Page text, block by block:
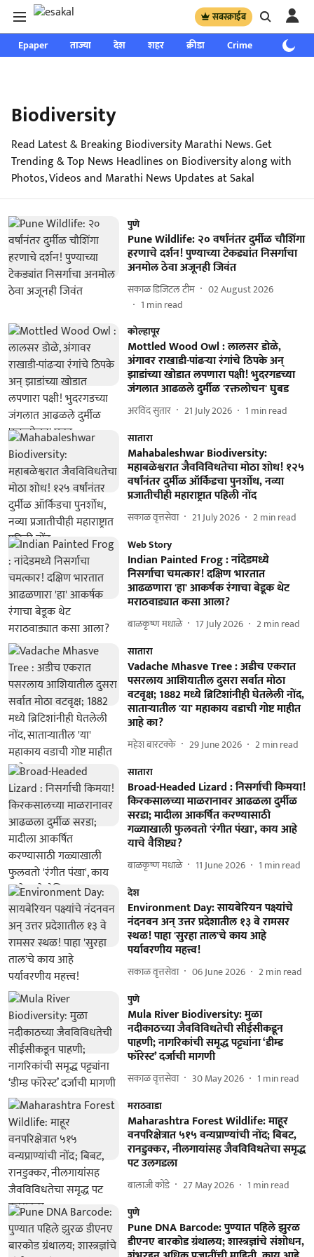
सबस्क्राईब
Epaper ताज्या देश शहर क्रीडा Crime साप्ताहिक
Biodiversity
Read Latest & Breaking Biodiversity Marathi News. Get
Trending & Top News Headlines on Biodiversity along with
Photos, Videos and Marathi News Updates at Sakal
पुणे
Pune Wildlife: २० वर्षांनंतर दुर्मीळ चौशिंगा
हरणाचे दर्शन! पुण्याच्या टेकड्यांत निसर्गाचा
अनमोल ठेवा अजूनही जिवंत
सकाळ डिजिटल टीम
02 August 2026
1 min read
कोल्हापूर
Mottled Wood Owl : लालसर डोळे,
अंगावर राखाडी-पांढऱ्या रंगांचे ठिपके अन्
झाडांच्या खोडात लपणारा पक्षी! भुदरगडच्या
जंगलात आढळले दुर्मीळ 'रक्तलोचन' घुबड
अरविंद सुतार 21 July 2026 1 min read
सातारा
Mahabaleshwar Biodiversity:
महाबळेश्वरात जैवविविधतेचा मोठा शोध! १२५
वर्षांनंतर दुर्मीळ ऑर्किडचा पुनर्शोध, नव्या
प्रजातीचीही महाराष्ट्रात पहिली नोंद
सकाळ वृत्तसेवा 21 July 2026 2min read
Web Story
Indian Painted Frog : नांदेडमध्ये
निसर्गाचा चमत्कार! दक्षिण भारतात
आढळणारा 'हा' आकर्षक रंगाचा बेडूक थेट
मराठवाड्यात कसा आला?
बाळकृष्ण मधाळे 17 July 2026 2min read
सातारा
Vadache Mhasve Tree : अडीच एकरात
पसरलाय आशियातील दुसरा सर्वात मोठा
वटवृक्ष; 1882 मध्ये ब्रिटिशांनीही घेतलेली नोंद,
साताऱ्यातील 'या' महाकाय वडाची गोष्ट माहीत
आहे का?
महेश बारटक्के 29 June 2026 2min read
सातारा
Broad-Headed Lizard : निसर्गाची किमया!
किरकसालच्या माळरानावर आढळला दुर्मीळ
सरडा; मादीला आकर्षित करण्यासाठी
गळ्याखाली फुलवतो 'रंगीत पंखा', काय आहे
याचे वैशिष्ट्य?
बाळकृष्ण मधाळे 11 June 2026 1 min read
देश
Environment Day: सायबेरियन पक्ष्यांचे
नंदनवन अन् उत्तर प्रदेशातील १३ वे रामसर
स्थळ! पाहा 'सुरहा ताल'चे काय आहे
पर्यावरणीय महत्त्व!
सकाळ वृत्तसेवा 06 June 2026 2min read
पुणे
Mula River Biodiversity: मुळा
नदीकाठच्या जैवविविधतेची सीईसीकडून
पाहणी; नागरिकांची समृद्ध पट्ट्यांना ‘डीम्ड
फॉरेस्ट’ दर्जाची मागणी
सकाळ वृत्तसेवा 30 May 2026 1 min read
मराठवाडा
Maharashtra Forest Wildlife: माहूर
वनपरिक्षेत्रात ५१५ वन्यप्राण्यांची नोंद; बिबट,
रानडुक्कर, नीलगायांसह जैवविविधतेचा समृद्ध
पट उलगडला
बालाजी कोंडे 27 May 2026 1 min read
पुणे
Pune DNA Barcode: पुण्यात पहिले झुरळ
डीएनए बारकोड ग्रंथालय; शास्त्रज्ञांचे संशोधन,